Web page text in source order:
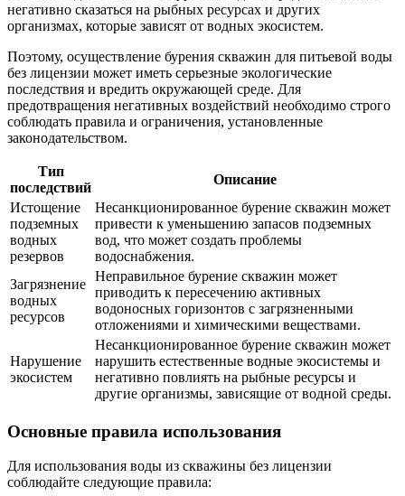
негативно сказаться на рыбных ресурсах и других
организмах, которые зависят от водных экосистем.
Поэтому, осуществление бурения скважин для питьевой воды
без лицензии может иметь серьезные экологические
последствия и вредить окружающей среде. Для
предотвращения негативных воздействий необходимо строго
соблюдать правила и ограничения, установленные
законодательством.
Тип
последствий
Описание
Истощение
подземных
водных
резервов
Несанкционированное бурение скважин может
привести к уменьшению запасов подземных
вод, что может создать проблемы
водоснабжения.
Загрязнение
водных
ресурсов
Неправильное бурение скважин может
приводить к пересечению активных
водоносных горизонтов с загрязненными
отложениями и химическими веществами.
Нарушение
экосистем
Несанкционированное бурение скважин может
нарушить естественные водные экосистемы и
негативно повлиять на рыбные ресурсы и
другие организмы, зависящие от водной среды.
Основные правила использования
Для использования воды из скважины без лицензии
соблюдайте следующие правила: